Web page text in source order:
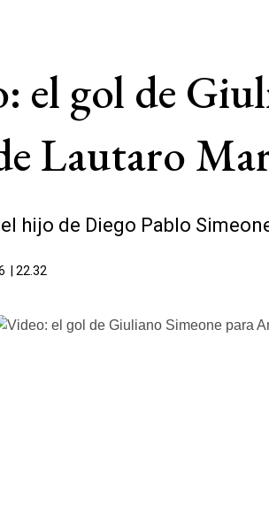
el gol de
Lautaro
hijo de Diego Pablo
| 22.32